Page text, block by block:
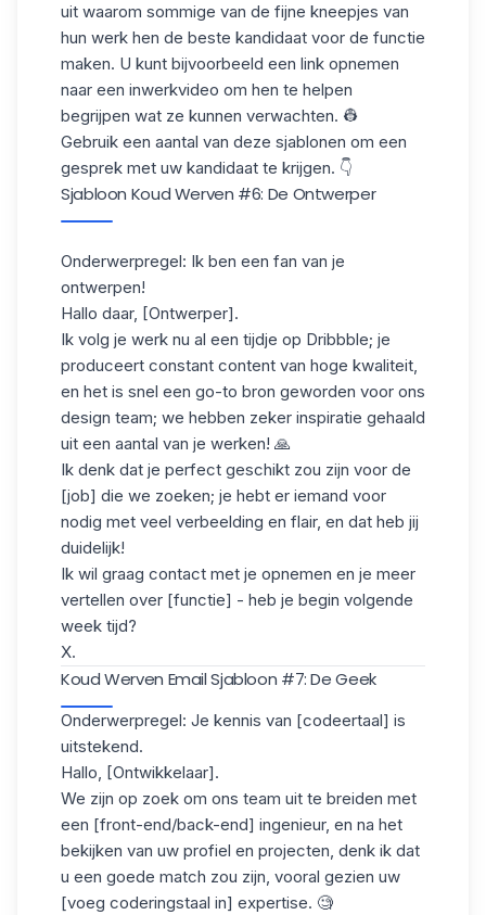
uit waarom sommige van de fijne kneepjes van
hun werk hen de beste kandidaat voor de functie
maken. U kunt bijvoorbeeld een link opnemen
naar een inwerkvideo om hen te helpen
begrijpen wat ze kunnen verwachten. 👷
Gebruik een aantal van deze sjablonen om een
gesprek met uw kandidaat te krijgen. 👇
Sjabloon Koud Werven #6: De Ontwerper
Onderwerpregel: Ik ben een fan van je
ontwerpen!
Hallo daar, [Ontwerper].
Ik volg je werk nu al een tijdje op Dribbble; je
produceert constant content van hoge kwaliteit,
en het is snel een go-to bron geworden voor ons
design team; we hebben zeker inspiratie gehaald
uit een aantal van je werken! 🙏
Ik denk dat je perfect geschikt zou zijn voor de
[job] die we zoeken; je hebt er iemand voor
nodig met veel verbeelding en flair, en dat heb jij
duidelijk!
Ik wil graag contact met je opnemen en je meer
vertellen over [functie] - heb je begin volgende
week tijd?
X.
Koud Werven Email Sjabloon #7: De Geek
Onderwerpregel: Je kennis van [codeertaal] is
uitstekend.
Hallo, [Ontwikkelaar].
We zijn op zoek om ons team uit te breiden met
een [front-end/back-end] ingenieur, en na het
bekijken van uw profiel en projecten, denk ik dat
u een goede match zou zijn, vooral gezien uw
[voeg coderingstaal in] expertise. 🧐